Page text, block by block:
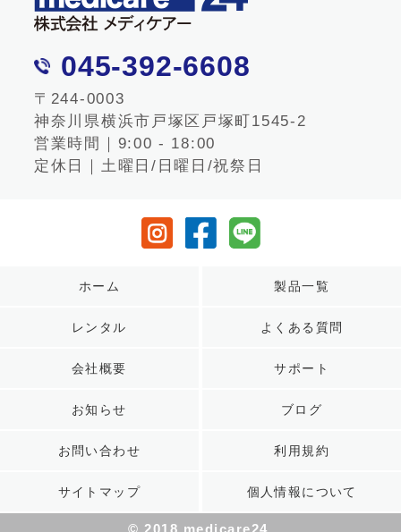
045-392-6608
〒244-0003
神奈川県横浜市戸塚区戸塚町1545-2
営業時間｜9:00 - 18:00
定休日｜土曜日/日曜日/祝祭日
ホーム 製品一覧
レンタル よくある質問
会社概要 サポート
お知らせ ブログ
お問い合わせ 利用規約
サイトマップ 個人情報について